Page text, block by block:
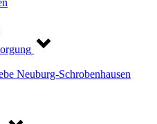
Neuburg-Schrobenhausen